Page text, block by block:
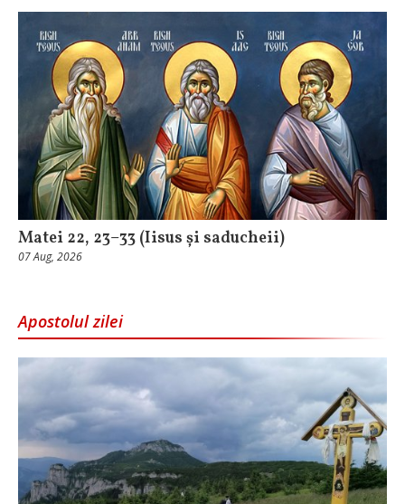
Matei 22, 23–33 (Iisus și saducheii)
07 Aug, 2026
Apostolul zilei